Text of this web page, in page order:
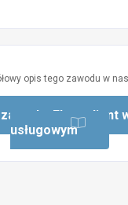
opis tego zawodu w
Ekspedient
usługowym